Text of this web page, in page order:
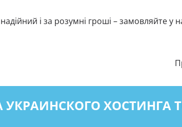
і за розумні гроші – замовляйте у
УКРАИНСКОГО ХОСТИНГА